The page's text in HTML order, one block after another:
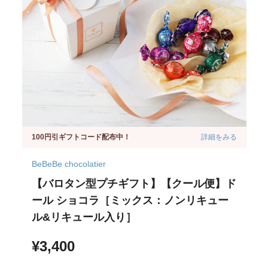
100円引ギフトコード配布中！ 詳細をみる
BeBeBe chocolatier
【バロタン型プチギフト】【クール便】ド
ール ショコラ［ミックス：ノンリキュー
ル&リキュール入り］
¥3,400